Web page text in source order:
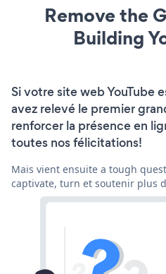
Remove the
Building
Si votre site web YouTube
avez relevé le premier
renforcer la présence en
toutes nos félicitations!
Mais vient ensuite a tough
captivate, turn et soutenir plus